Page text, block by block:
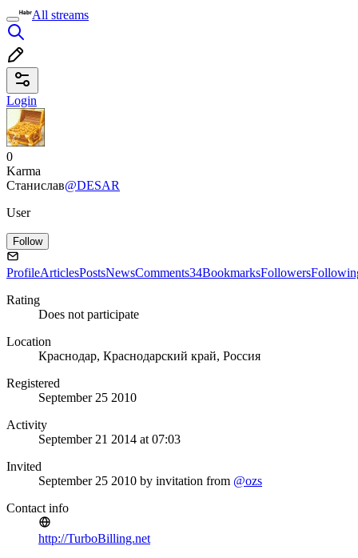
All streams
Login
0
Karma
Станислав@DESAR
User
Follow
ProfileArticlesPostsNewsComments34BookmarksFollowers
Rating
Does not participate
Location
Краснодар, Краснодарский край, Россия
Registered
September 25 2010
Activity
September 21 2014 at 07:03
Invited
September 25 2010 by invitation from @ozs
Contact info
http://TurboBilling.net